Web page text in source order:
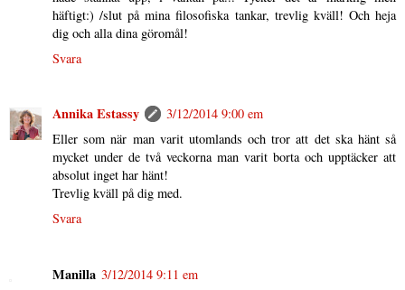
häftigt:) /slut på mina filosofiska tankar, trevlig kväll! Och heja
dig och alla dina göromål!
Svara
Annika Estassy
3/12/2014 9:00 em
Eller som när man varit utomlands och tror att det ska hänt så
mycket under de två veckorna man varit borta och upptäcker att
absolut inget har hänt!
Trevlig kväll på dig med.
Svara
Manilla 3/12/2014 9:11 em